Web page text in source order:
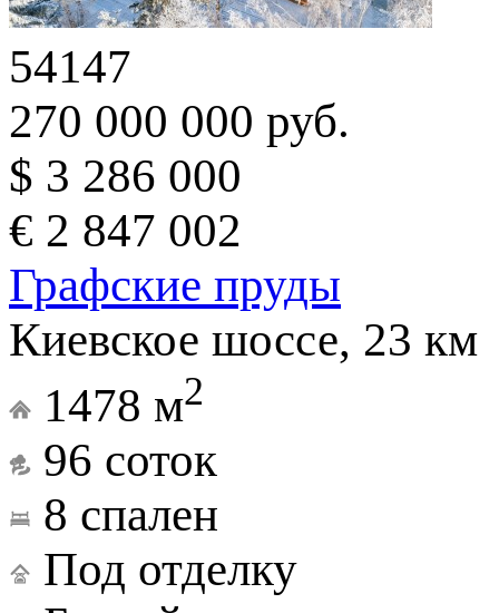
54147
270 000 000 руб.
$ 3 286 000
€ 2 847 002
Графские пруды
Киевское шоссе, 23 км
1478 м2
96 соток
8 спален
Под отделку